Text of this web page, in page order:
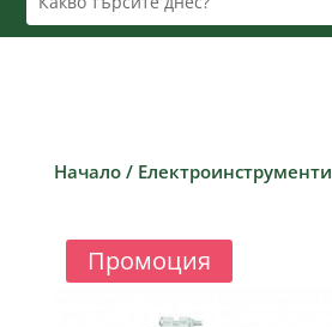
Начало/ Електроинструменти
Промоция